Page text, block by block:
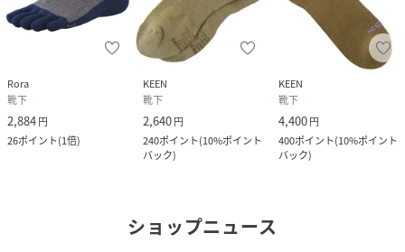
Rora
靴下
2,884円
26ポイント(1倍)
KEEN
靴下
2,640円
240ポイント(10%ポイント
バック)
KEEN
靴下
4,400円
400ポイント(10%ポイント
バック)
ショップニュース